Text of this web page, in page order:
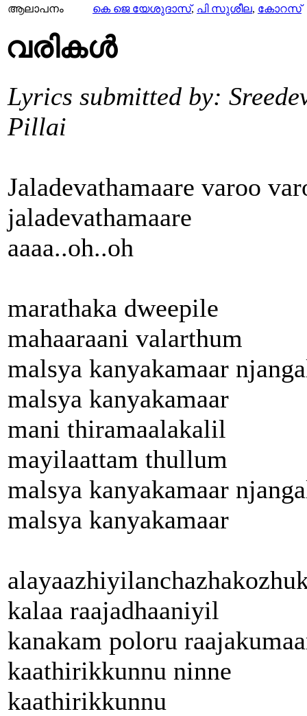
ആലാപനം
കെ ജെ യേശുദാസ്, പി സുശീല, കോറസ്‌
വരികള്‍
Lyrics submitted by:
Pillai
Jaladevathamaare varoo
jaladevathamaare
aaaa..oh..oh
marathaka dweepile
mahaaraani valarthum
malsya kanyakamaar
malsya kanyakamaar
mani thiramaalakalil
mayilaattam thullum
malsya kanyakamaar
malsya kanyakamaar
kalaa raajadhaaniyil
kanakam poloru
kaathirikkunnu ninne
kaathirikkunnu